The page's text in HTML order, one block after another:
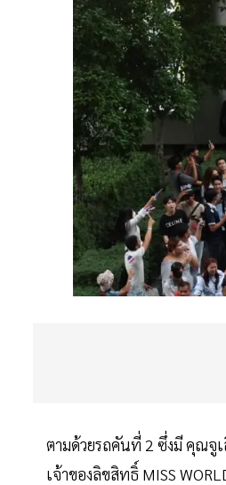
ตามด้วยรถคันที่ 2 ซึ่งมี คุณจู
เจ้าของลิขสิทธิ์ MISS